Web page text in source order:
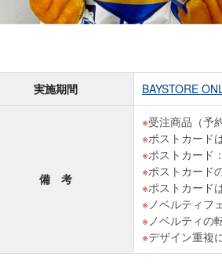
実施期間 BAYSTORE
備 考
受注商品（予
ポストカード
ポストカード
ポストカード
ポストカード
ノベルティフ
ノベルティの
デザイン重複